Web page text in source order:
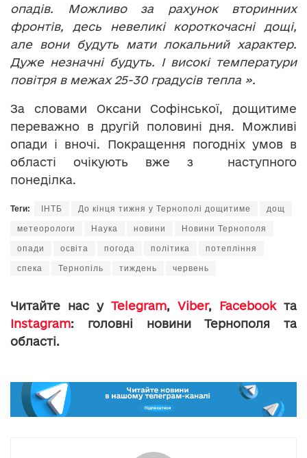
опадів. Можливо за рахунок вторинних
фронтів, десь невеликі короткочасні дощі,
але вони будуть мати локальний характер.
Дуже незначні будуть. І високі температури
повітря в межах 25-30 градусів тепла ».
За словами Оксани Софінської, дощитиме
переважно в другій половині дня. Можливі
опади і вночі. Покращення погодніх умов в
області очікують вже з наступного
понеділка.
Теги: ІНТБ До кінця тижня у Тернополі дощитиме дощ
метеорологи Наука новини Новини Тернополя
опади освіта погода політика потепління
спека Тернопіль тиждень червень
Читайте нас у Telegram, Viber, Facebookта
Instagram: головні новини Тернополя та
області.